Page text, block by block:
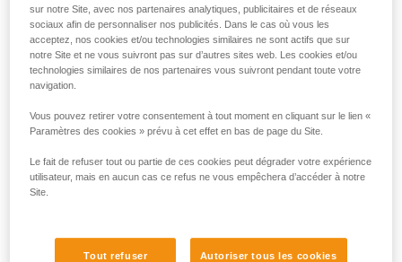
ASAP
sur notre Site, avec nos partenaires analytiques, publicitaires et de réseaux
sociaux afin de personnaliser nos publicités. Dans le cas où vous les
acceptez, nos cookies et/ou technologies similaires ne sont actifs que sur
notre Site et ne vous suivront pas sur d’autres sites web. Les cookies et/ou
technologies similaires de nos partenaires vous suivront pendant toute votre
navigation.
Vous pouvez retirer votre consentement à tout moment en cliquant sur le lien «
Paramètres des cookies » prévu à cet effet en bas de page du Site.
Le fait de refuser tout ou partie de ces cookies peut dégrader votre expérience
utilisateur, mais en aucun cas ce refus ne vous empêchera d’accéder à notre
Site.
Tout refuser Autoriser tous les cookies